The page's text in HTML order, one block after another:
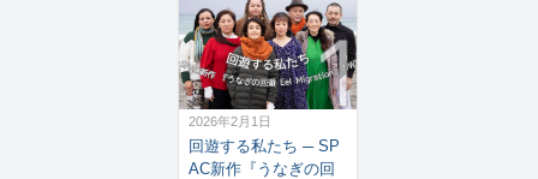
2026年2月1日
回遊する私たち ─ SP
AC新作『うなぎの回